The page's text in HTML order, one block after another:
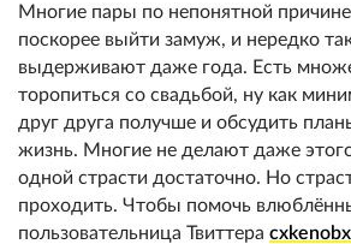
Многие пары по непонятной
поскорее выйти замуж, и нередко
выдерживают даже года. Есть
торопиться со свадьбой, ну как
друг друга получше и обсудить
жизнь. Многие не делают даже
одной страсти достаточно. Но
проходить. Чтобы помочь
пользовательница Твиттера